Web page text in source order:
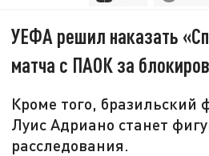
УЕФА решил наказать
матча с ПАОК за
Кроме того,
Луис Адриано станет
расследования.